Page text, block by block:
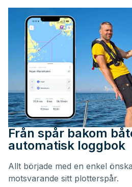
Från spår bakom
automatisk loggbok
Allt började med en enkel
motsvarande sitt plotterspår.